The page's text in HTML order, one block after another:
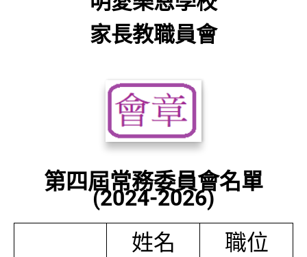
家長教職員會
第四屆常務委員會名單
(2024-2026)
姓名
職位